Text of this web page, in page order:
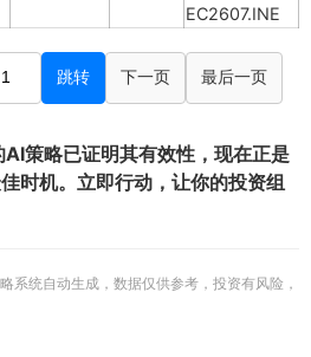
EC2607.INE
跳转 下一页 最后一页
策略已证明其有效性，现在正是
时机。立即行动，让你的投资组
系统自动生成，数据仅供参考，投资有风险，